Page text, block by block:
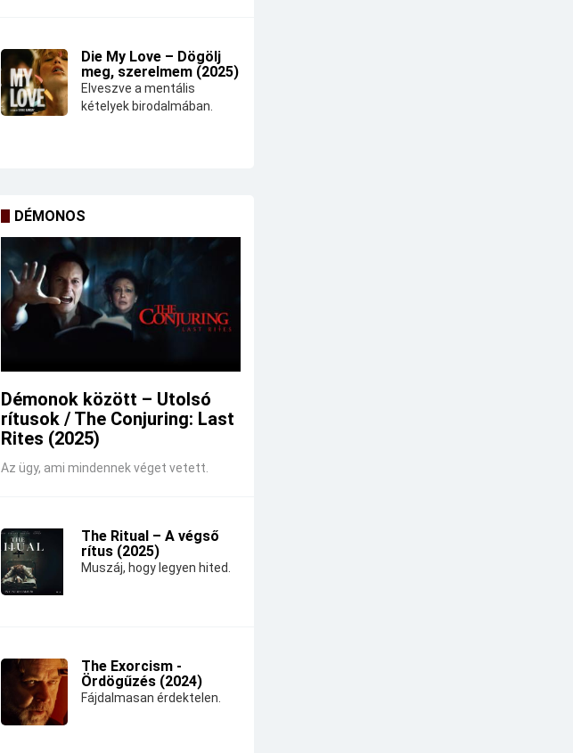
Die My Love – Dögölj
meg, szerelmem (2025)
Elveszve a mentális
kételyek birodalmában.
DÉMONOS
Démonok között – Utolsó
rítusok / The Conjuring: Last
Rites (2025)
Az ügy, ami mindennek véget vetett.
The Ritual – A végső
rítus (2025)
Muszáj, hogy legyen hited.
The Exorcism -
Ördögűzés (2024)
Fájdalmasan érdektelen.